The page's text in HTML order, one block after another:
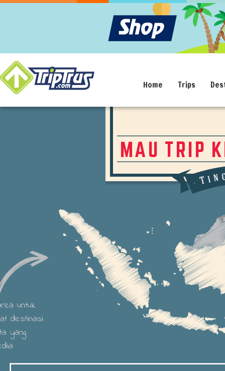
Home Trips
untuk
destinasi
yang